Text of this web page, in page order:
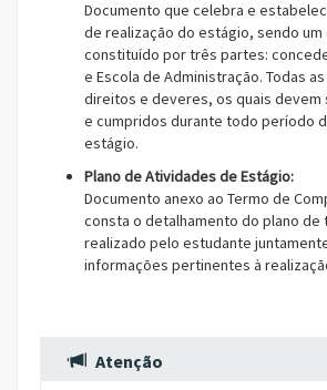
Documento que celebra e
de realização do estágio, sendo
constituído por três partes:
e Escola de Administração. Todas
direitos e deveres, os quais
e cumpridos durante todo período
estágio.
Plano de Atividades de Estágio:
Documento anexo ao Termo de
consta o detalhamento do plano de
realizado pelo estudante
informações pertinentes à
Atenção